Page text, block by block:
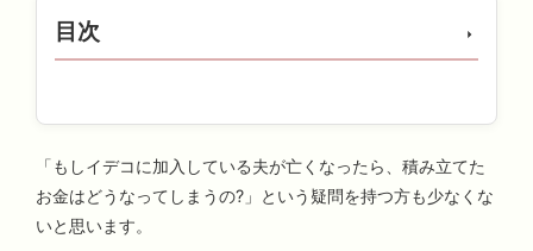
目次
「もしイデコに加入している夫が亡くなったら、積み立てた
お金はどうなってしまうの?」という疑問を持つ方も少なくな
いと思います。